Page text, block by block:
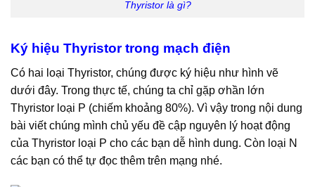
Thyristor là gì?
Ký hiệu Thyristor trong mạch điện
Có hai loại Thyristor, chúng được ký hiệu như hình vẽ
dưới đây. Trong thực tế, chúng ta chỉ gặp ơhần lớn
Thyristor loại P (chiếm khoảng 80%). Vì vậy trong nội dung
bài viết chúng mình chủ yếu đề cập nguyên lý hoạt động
của Thyristor loại P cho các bạn dễ hình dung. Còn loại N
các bạn có thể tự đọc thêm trên mạng nhé.